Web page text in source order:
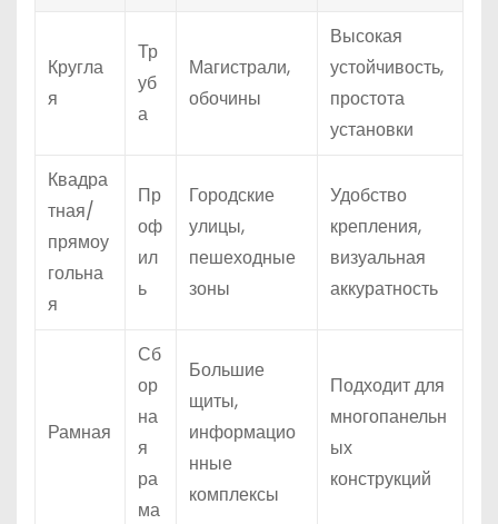
Кругла
я
Тр
уб
а
Магистрали,
обочины
Высокая
устойчивость,
простота
установки
Квадра
тная/
прямоу
гольна
я
Пр
оф
ил
ь
Городские
улицы,
пешеходные
зоны
Удобство
крепления,
визуальная
аккуратность
Рамная
Сб
ор
на
я
ра
ма
Большие
щиты,
информацио
нные
комплексы
Подходит для
многопанельн
ых
конструкций